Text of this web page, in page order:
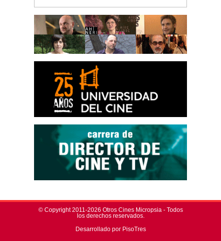
© Copyright 2011-2026 Otros Cines Micropsia - Todos
los derechos reservados.
Desarrollado por PisoTres